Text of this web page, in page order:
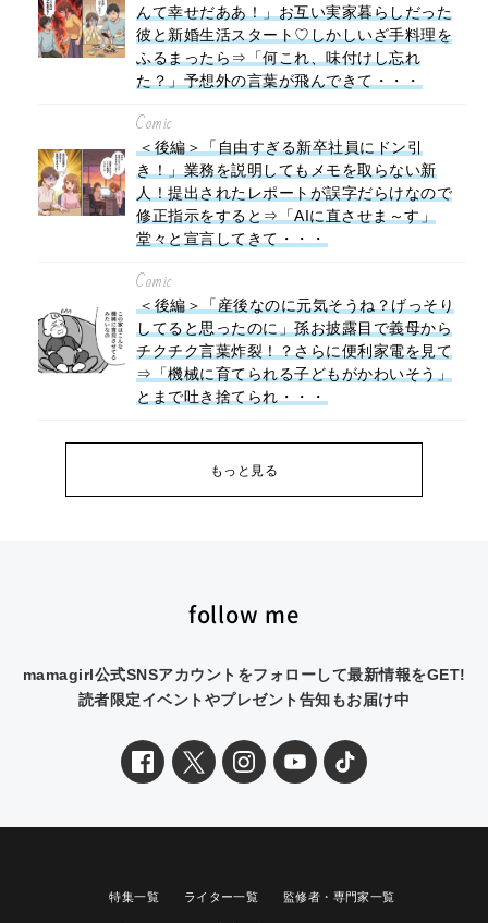
んて幸せだああ！」お互い実家暮らしだった
彼と新婚生活スタート♡しかしいざ手料理を
ふるまったら⇒「何これ、味付けし忘れ
た？」予想外の言葉が飛んできて・・・
Comic
＜後編＞「自由すぎる新卒社員にドン引
き！」業務を説明してもメモを取らない新
人！提出されたレポートが誤字だらけなので
修正指示をすると⇒「AIに直させま～す」
堂々と宣言してきて・・・
Comic
＜後編＞「産後なのに元気そうね？げっそり
してると思ったのに」孫お披露目で義母から
チクチク言葉炸裂！？さらに便利家電を見て
⇒「機械に育てられる子どもがかわいそう」
とまで吐き捨てられ・・・
もっと見る
follow me
mamagirl公式SNSアカウントをフォローして最新情報をGET!
読者限定イベントやプレゼント告知もお届け中
特集一覧 ライター一覧 監修者・専門家一覧